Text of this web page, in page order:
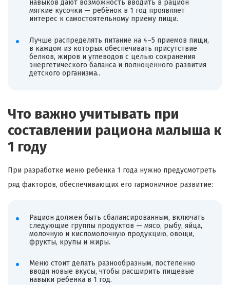
навыков дают возможность вводить в рацион
мягкие кусочки — ребёнок в 1 год проявляет
интерес к самостоятельному приему пищи.
Лучше распределять питание на 4–5 приемов пищи,
в каждом из которых обеспечивать присутствие
белков, жиров и углеводов с целью сохранения
энергетического баланса и полноценного развития
детского организма..
Что важно учитывать при
составлении рациона малыша к
1 году
При разработке меню ребенка 1 года нужно предусмотреть
ряд факторов, обеспечивающих его гармоничное развитие:
Рацион должен быть сбалансированным, включать
следующие группы продуктов — мясо, рыбу, яйца,
молочную и кисломолочную продукцию, овощи,
фрукты, крупы и жиры.
Меню стоит делать разнообразным, постепенно
вводя новые вкусы, чтобы расширить пищевые
навыки ребенка в 1 год.